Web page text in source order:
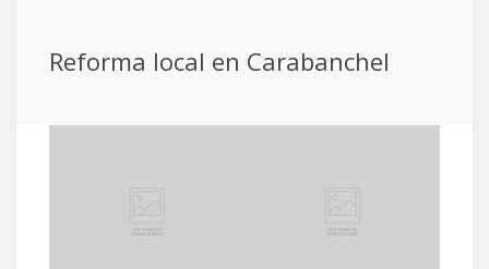
Reforma local en Carabanchel